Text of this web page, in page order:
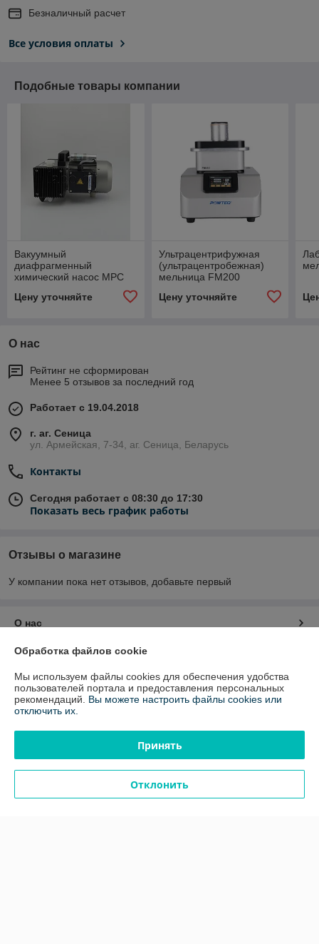
Безналичный расчет
Все условия оплаты
Подобные товары компании
Вакуумный
диафрагменный
химический насос MPC
Цену уточняйте
Ультрацентрифужная
(ультрацентробежная)
мельница FM200
Цену уточняйте
О нас
Рейтинг не сформирован
Менее 5 отзывов за последний год
Работает с 19.04.2018
г. аг. Сеница
ул. Армейская, 7-34, аг. Сеница, Беларусь
Контакты
Сегодня работает с 08:30 до 17:30
Показать весь график работы
Отзывы о магазине
У компании пока нет отзывов, добавьте первый
О нас
Контакты
Доставка и оплата
Полная версия сайта
Политика обработки cookies
Обработка файлов cookie
Мы используем файлы cookies для обеспечения удобства
пользователей портала и предоставления персональных
рекомендаций. Вы можете настроить файлы cookies или
отключить их.
Принять
Отклонить